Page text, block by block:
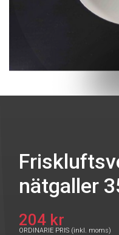
nätgaller
204 kr
ORDINARIE PRIS (inkl. moms)